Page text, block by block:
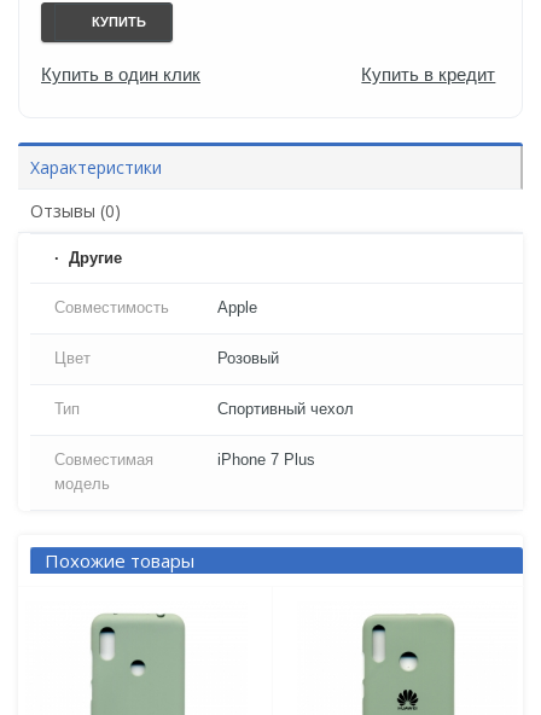
КУПИТЬ
Купить в один клик Купить в кредит
Характеристики
Отзывы (0)
Другие
Совместимость Apple
Цвет Розовый
Тип Спортивный чехол
Совместимая
модель
iPhone 7 Plus
Похожие товары